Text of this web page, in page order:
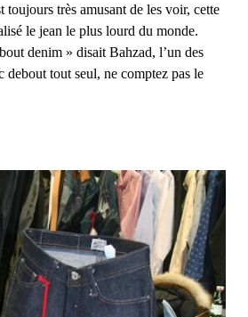
toujours très amusant de les voir, cette
le jean le plus lourd du monde.
denim » disait Bahzad, l’un des
debout tout seul, ne comptez pas le